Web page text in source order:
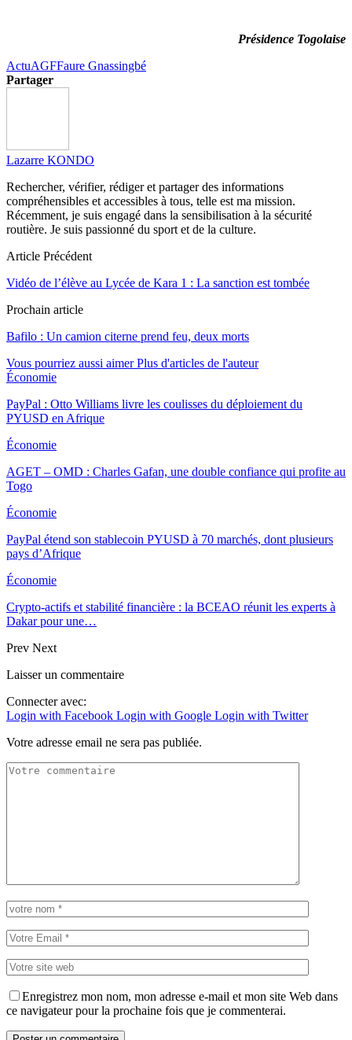
Présidence Togolaise
ActuAGFFaure Gnassingbé
Partager
Lazarre KONDO
Rechercher, vérifier, rédiger et partager des informations
compréhensibles et accessibles à tous, telle est ma mission.
Récemment, je suis engagé dans la sensibilisation à la sécurité
routière. Je suis passionné du sport et de la culture.
Article Précédent
Vidéo de l’élève au Lycée de Kara 1 : La sanction est tombée
Prochain article
Bafilo : Un camion citerne prend feu, deux morts
Vous pourriez aussi aimer Plus d'articles de l'auteur
Économie
PayPal : Otto Williams livre les coulisses du déploiement du
PYUSD en Afrique
Économie
AGET – OMD : Charles Gafan, une double confiance qui profite au
Togo
Économie
PayPal étend son stablecoin PYUSD à 70 marchés, dont plusieurs
pays d’Afrique
Économie
Crypto-actifs et stabilité financière : la BCEAO réunit les experts à
Dakar pour une…
Prev Next
Laisser un commentaire
Connecter avec:
Login with Facebook Login with Google Login with Twitter
Votre adresse email ne sera pas publiée.
Enregistrez mon nom, mon adresse e-mail et mon site Web dans
ce navigateur pour la prochaine fois que je commenterai.